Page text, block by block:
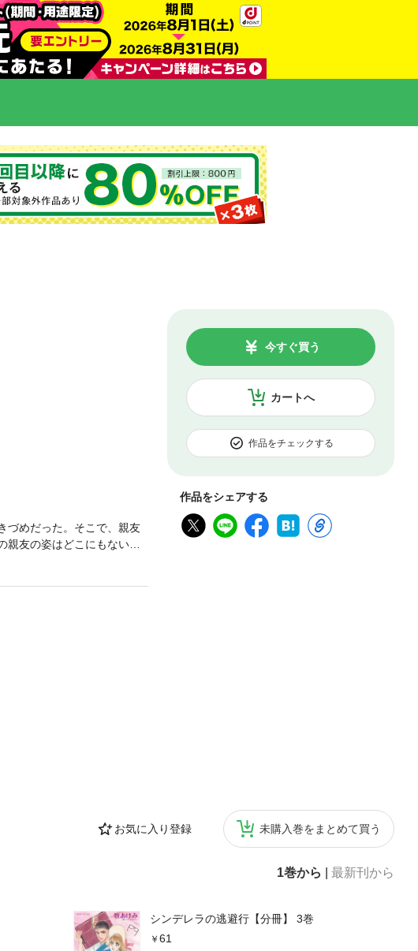
カートへ
今すぐ買う
作品をチェックする
作品をシェアする
お気に入り登録 未購入巻をまとめて買う
1巻から 最新刊から
シンデレラの逃避行【分冊】 3巻
61
づめだった。そこで、親友
友の姿はどこにもない。
いい一際目立つ男性が現